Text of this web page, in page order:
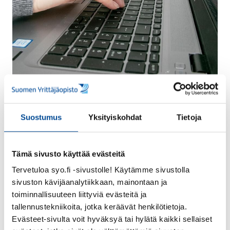
Suostumus Yksityiskohdat Tietoja
Tämä sivusto käyttää evästeitä
Tervetuloa syo.fi -sivustolle! Käytämme sivustolla
sivuston kävijäanalytiikkaan, mainontaan ja
toiminnallisuuteen liittyviä evästeitä ja
tallennustekniikoita, jotka keräävät henkilötietoja.
Evästeet-sivulta voit hyväksyä tai hylätä kaikki sellaiset
18.4.2023 /Hankkeet/Verkko-opinnot
Koulutuksella valmiuksia
Tulevaisuuden
Tilitoimistoille Iisalmessa
Tulevaisuuden Tilitoimisto –
yritysryhmähanke lähti Iisalmen alueen
tilitoimistoyritysten tarpeista, jotka oli
tunnistettu elinvoimapalveluiden taholta.